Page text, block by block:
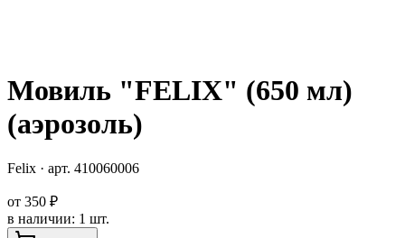
Мовиль "FELIX" (650 мл)
(аэрозоль)
Felix · арт. 410060006
от 350 ₽
в наличии: 1 шт.